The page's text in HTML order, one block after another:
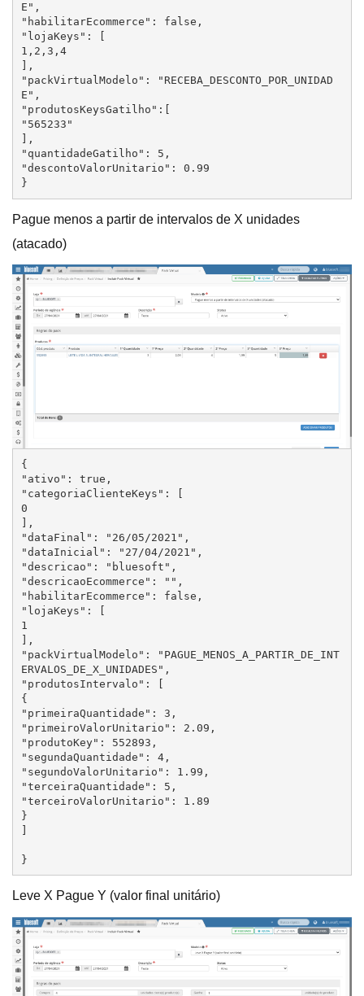
E",
"habilitarEcommerce": false,
"lojaKeys": [
1,2,3,4
],
"packVirtualModelo": "RECEBA_DESCONTO_POR_UNIDAD
E",
"produtosKeysGatilho":[
"565233"
],
"quantidadeGatilho": 5,
"descontoValorUnitario": 0.99
}
Pague menos a partir de intervalos de X unidades
(atacado)
{
"ativo": true,
"categoriaClienteKeys": [
0
],
"dataFinal": "26/05/2021",
"dataInicial": "27/04/2021",
"descricao": "bluesoft",
"descricaoEcommerce": "",
"habilitarEcommerce": false,
"lojaKeys": [
1
],
"packVirtualModelo": "PAGUE_MENOS_A_PARTIR_DE_INT
ERVALOS_DE_X_UNIDADES",
"produtosIntervalo": [
{
"primeiraQuantidade": 3,
"primeiroValorUnitario": 2.09,
"produtoKey": 552893,
"segundaQuantidade": 4,
"segundoValorUnitario": 1.99,
"terceiraQuantidade": 5,
"terceiroValorUnitario": 1.89
}
]
}
Leve X Pague Y (valor final unitário)